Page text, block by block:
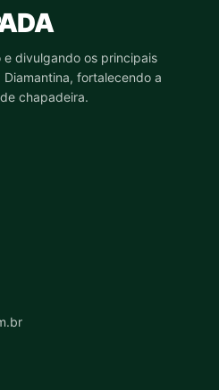
divulgando os principais
fortalecendo a
chapadeira.